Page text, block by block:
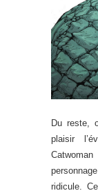
Du reste,
plaisir
ridicule.